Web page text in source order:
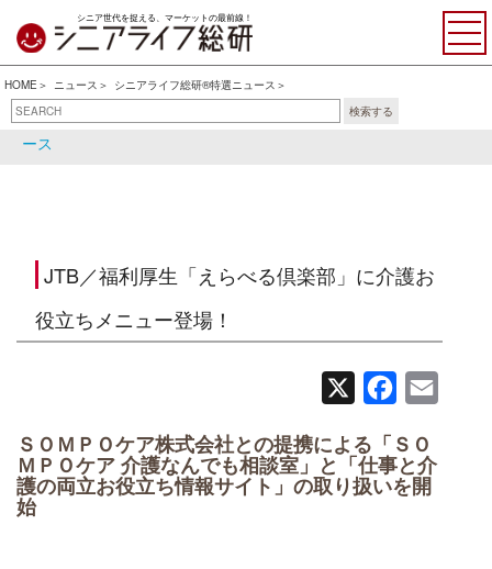
シニア世代を捉える、マーケットの最前線！
HOME ニュース
シニアライフ総研®特選ニュース
検索する
シニアライフ総研®特選ニュ
ース
シニア関連ニュース
JTB／福利厚生「えらべる倶楽部」に介護お
役立ちメニュー登場！
Facebook
ＳＯＭＰＯケア株式会社との提携による「ＳＯ
ＭＰＯケア 介護なんでも相談室」と「仕事と介
護の両立お役立ち情報サイト」の取り扱いを開
始